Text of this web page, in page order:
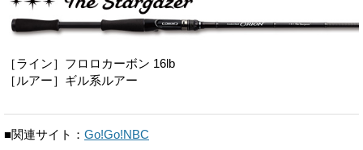
［ライン］フロロカーボン 16lb
［ルアー］ギル系ルアー
■関連サイト： Go!Go!NBC